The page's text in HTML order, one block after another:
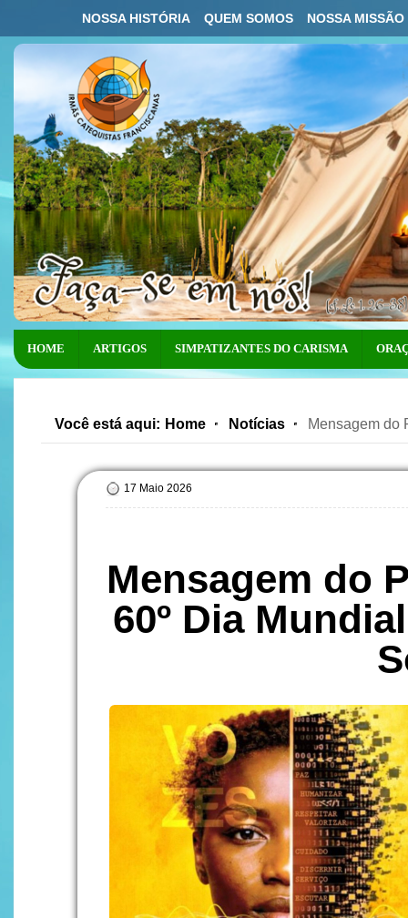
NOSSA HISTÓRIA QUEM SOMOS NOSSA MISSÃO
HOME ARTIGOS SIMPATIZANTES DO CARISMA
Você está aqui: Home Notícias Mensagem do
17 Maio 2026
Mensagem do
60º Dia